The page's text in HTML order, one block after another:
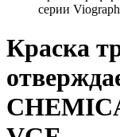
серии
Краска